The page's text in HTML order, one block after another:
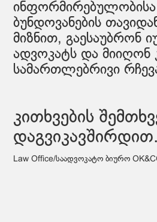
ბუნდოვანების
მიზნით, გაესაუბრონ
ადვოკატს და მიიღონ
სამართლებრივი
კითხვების
დაგვიკავშირდით.
Law Office/საადვოკატო ბიურო